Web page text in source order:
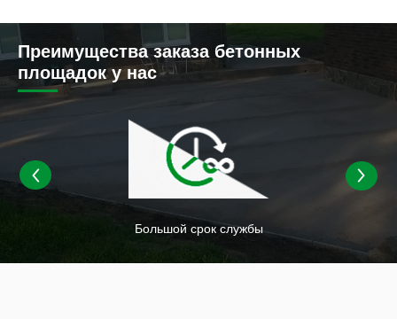
Преимущества заказа бетонных
площадок у нас
Большой срок службы